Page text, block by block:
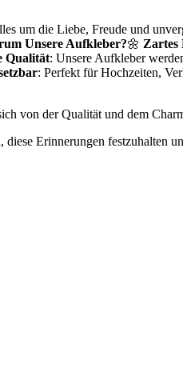
um die Liebe, Freude und
Unsere Aufkleber?🌼 Zartes
Qualität: Unsere Aufkleber
: Perfekt für Hochzeiten,
von der Qualität und dem
diese Erinnerungen festzuhalten